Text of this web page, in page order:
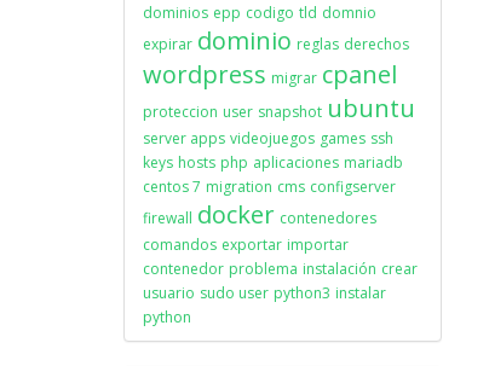
dominios epp codigo tld domnio
expirar dominio reglas derechos
wordpress migrar cpanel
proteccion user snapshot ubuntu
server apps videojuegos games ssh
keys hosts php aplicaciones mariadb
centos 7 migration cms configserver
firewall docker contenedores
comandos exportar importar
contenedor problema instalación crear
usuario sudo user python3 instalar
python